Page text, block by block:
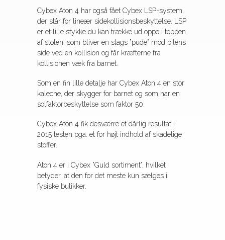
Cybex Aton 4 har også fået Cybex LSP-system,
der står for lineær sidekollisionsbeskyttelse. LSP
er et lille stykke du kan trække ud oppe i toppen
af stolen, som bliver en slags ”pude” mod bilens
side ved en kollision og får kræfterne fra
kollisionen væk fra barnet.
Som en fin lille detalje har Cybex Aton 4 en stor
kaleche, der skygger for barnet og som har en
solfaktorbeskyttelse som faktor 50.
Cybex Aton 4 fik desværre et dårlig resultat i
2015 testen pga. et for højt indhold af skadelige
stoffer.
Aton 4 er i Cybex ”Guld sortiment”, hvilket
betyder, at den for det meste kun sælges i
fysiske butikker.